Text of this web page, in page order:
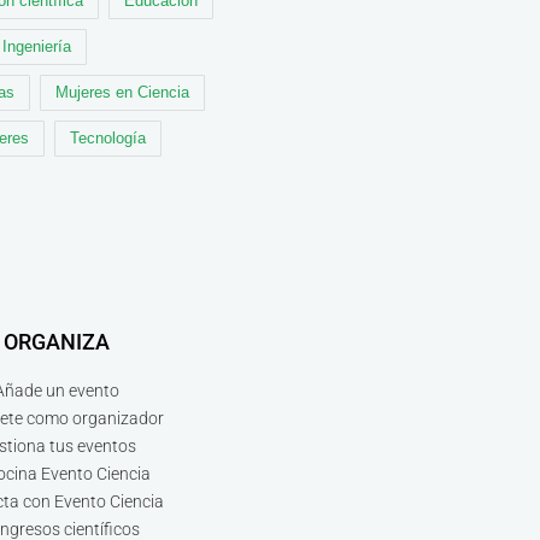
Ingeniería
Mujeres en Ciencia
Tecnología
ORGANIZA
un evento
como organizador
tus eventos
Evento Ciencia
con Evento Ciencia
científicos